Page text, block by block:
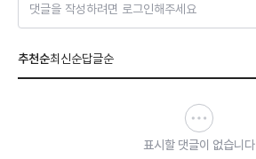
댓글을 작성하려면 로그인해주세요
추천순최신순답글순
표시할 댓글이 없습니다